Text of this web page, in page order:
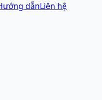
dẫnLiên hệ